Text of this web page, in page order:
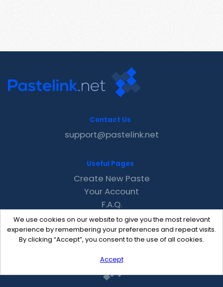
We use cookies on our website to give you the most relevant
experience by remembering your preferences and repeat visits.
By clicking “Accept”, you consent to the use of all cookies.
Accept
Contact Us
support@pastelink.net
Useful Pages
Create New Paste
Your Account
F.A.Q.
Recent
Contact